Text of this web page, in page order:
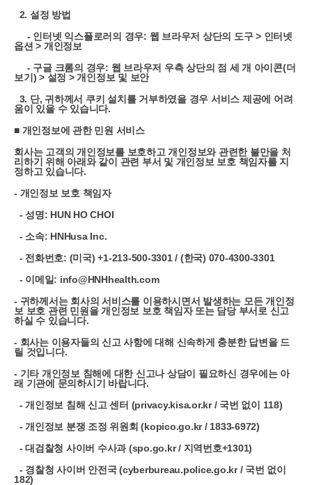
2. 설정 방법
- 인터넷 익스플로러의 경우: 웹 브라우저 상단의 도구 > 인터넷
옵션 > 개인정보
- 구글 크롬의 경우: 웹 브라우저 우측 상단의 점 세 개 아이콘(더
보기) > 설정 > 개인정보 및 보안
3. 단, 귀하께서 쿠키 설치를 거부하였을 경우 서비스 제공에 어려
움이 있을 수 있습니다.
■ 개인정보에 관한 민원 서비스
회사는 고객의 개인정보를 보호하고 개인정보와 관련한 불만을 처
리하기 위해 아래와 같이 관련 부서 및 개인정보 보호 책임자를 지
정하고 있습니다.
- 개인정보 보호 책임자
- 성명: HUN HO CHOI
- 소속: HNHusa Inc.
- 전화번호: (미국) +1-213-500-3301 / (한국) 070-4300-3301
- 이메일: info@HNHhealth.com
- 귀하께서는 회사의 서비스를 이용하시면서 발생하는 모든 개인정
보 보호 관련 민원을 개인정보 보호 책임자 또는 담당 부서로 신고
하실 수 있습니다.
- 회사는 이용자들의 신고 사항에 대해 신속하게 충분한 답변을 드
릴 것입니다.
- 기타 개인정보 침해에 대한 신고나 상담이 필요하신 경우에는 아
래 기관에 문의하시기 바랍니다.
- 개인정보 침해 신고 센터 (privacy.kisa.or.kr / 국번 없이 118)
- 개인정보 분쟁 조정 위원회 (kopico.go.kr / 1833-6972)
- 대검찰청 사이버 수사과 (spo.go.kr / 지역번호+1301)
- 경찰청 사이버 안전국 (cyberbureau.police.go.kr / 국번 없이
182)